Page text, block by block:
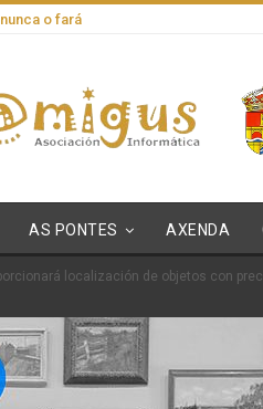
o fará
AS PONTES AXENDA
localización de objetos con